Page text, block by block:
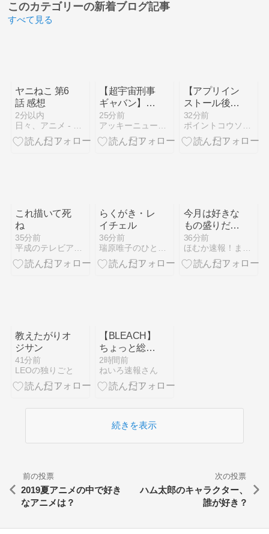
このカテゴリーの新着ブログ記事
すべて見る
ヤニねこ 第6
話 感想
2分以内
日々、アニメ - アニメ、ラノベ、ライブなどの感想です
【超宇宙刑事
ギャバン】V
シネクスト
『超宇宙刑事
ギャバン イ
25分前
アッキーニュース！
【アプリイン
ストール後、
起動】ポイン
トインカム無
料アプリ案
32分前
ポイントコウソウエンジン！
これ描いて死
ね
35分前
平成のテレビアニメ＆令和のテレビアニメ
らくがき・レ
イチェル
36分前
瑞原唯子のひとりごと
今月は好きな
もの盛りだく
さん
36分前
ほむか速報！まどマギ SS まとめ
教えたがりオ
ジサン
41分前
LEOの独りごと
【BLEACH】
ちょっと総隊
長務めるには
弱すぎる
2時間前
ねいろ速報さん
続きを表示
前の投票
2019夏アニメの中で好き
なアニメは？
次の投票
ハム太郎のキャラクター、
誰が好き？